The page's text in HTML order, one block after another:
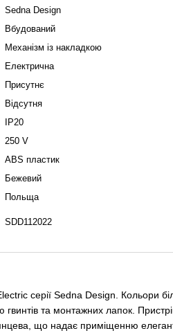
Sedna Design
Вбудований
Механізм із накладкою
Електрична
Присутнє
Відсутня
IP20
250 V
ABS пластик
Бежевий
Польща
SDD112022
серії Sedna Design. Кольори
та монтажних лапок.
що надає приміщенню